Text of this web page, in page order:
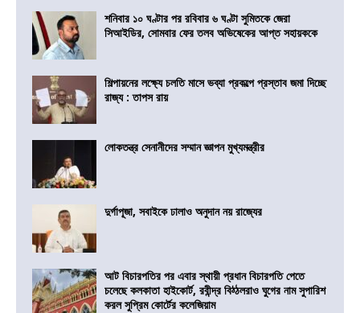
শনিবার ১০ ঘণ্টার পর রবিবার ৬ ঘণ্টা সুমিতকে জেরা
সিআইডির, সোমবার ফের তলব অভিষেকের আপ্ত সহায়ককে
শিল্পায়নের লক্ষ্যে চলতি মাসে ভব্যা প্রকল্পে প্রস্তাব জমা দিচ্ছে
রাজ্য : তাপস রায়
লোকতন্ত্র সেনানীদের সম্মান জ্ঞাপন মুখ্যমন্ত্রীর
দুর্গাপূজা, সবাইকে ঢালাও অনুদান নয় রাজ্যের
আট বিচারপতির পর এবার স্থায়ী প্রধান বিচারপতি পেতে
চলেছে কলকাতা হাইকোর্ট, রবীন্দ্র বিঠ্ঠলরাও ঘুগের নাম সুপারিশ
করল সুপ্রিম কোর্টের কলেজিয়াম